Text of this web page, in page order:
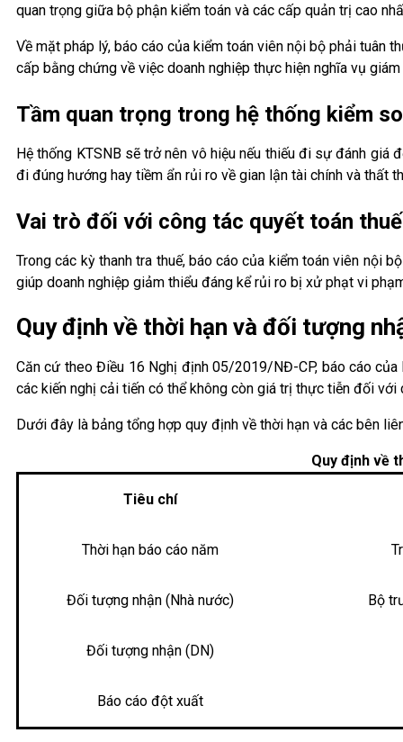
quan trọng giữa bộ phận kiểm toán và các cấp quản trị cao
Về mặt pháp lý, báo cáo của kiểm toán viên nội bộ phải tuân
cấp bằng chứng về việc doanh nghiệp thực hiện nghĩa vụ
Tầm quan trọng trong hệ thống kiểm
Hệ thống KTSNB sẽ trở nên vô hiệu nếu thiếu đi sự đánh giá
đi đúng hướng hay tiềm ẩn rủi ro về gian lận tài chính và thất
Vai trò đối với công tác quyết toán
Trong các kỳ thanh tra thuế, báo cáo của kiểm toán viên nội
giúp doanh nghiệp giảm thiểu đáng kể rủi ro bị xử phạt vi
Quy định về thời hạn và đối tượng
Căn cứ theo Điều 16 Nghị định 05/2019/NĐ-CP, báo cáo
các kiến nghị cải tiến có thể không còn giá trị thực tiễn đối với
Dưới đây là bảng tổng hợp quy định về thời hạn và các bên
Quy định về
Tiêu chí
Thời hạn báo cáo năm
Đối tượng nhận (Nhà nước) Bộ
Đối tượng nhận (DN)
Báo cáo đột xuất